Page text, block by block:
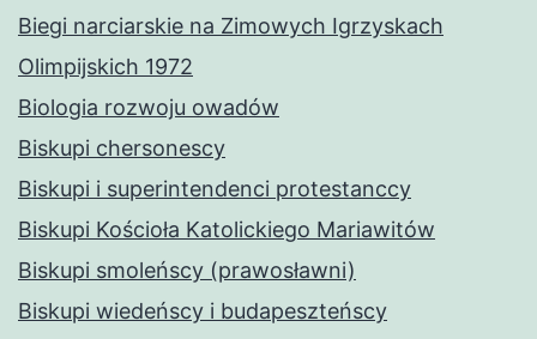
Biegi narciarskie na Zimowych Igrzyskach
Olimpijskich 1972
Biologia rozwoju owadów
Biskupi chersonescy
Biskupi i superintendenci protestanccy
Biskupi Kościoła Katolickiego Mariawitów
Biskupi smoleńscy (prawosławni)
Biskupi wiedeńscy i budapeszteńscy